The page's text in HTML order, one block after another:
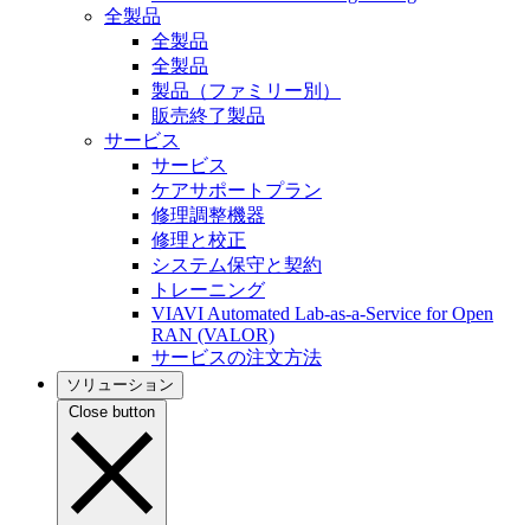
全製品
全製品
全製品
製品（ファミリー別）
販売終了製品
サービス
サービス
ケアサポートプラン
修理調整機器
修理と校正
システム保守と契約
トレーニング
VIAVI Automated Lab-as-a-Service for Open
RAN (VALOR)
サービスの注文方法
ソリューション
Close button